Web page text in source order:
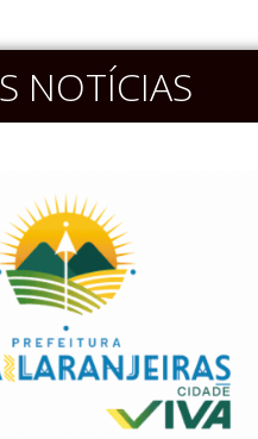
NOTÍCIAS